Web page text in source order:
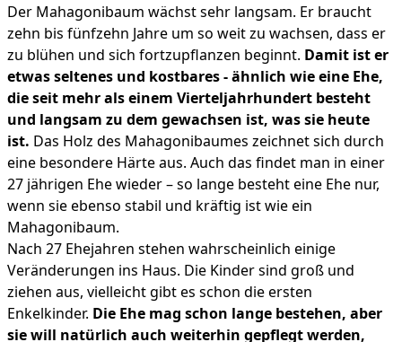
Der Mahagonibaum wächst sehr langsam. Er braucht
zehn bis fünfzehn Jahre um so weit zu wachsen, dass er
zu blühen und sich fortzupflanzen beginnt. Damit ist er
etwas seltenes und kostbares - ähnlich wie eine Ehe,
die seit mehr als einem Vierteljahrhundert besteht
und langsam zu dem gewachsen ist, was sie heute
ist. Das Holz des Mahagonibaumes zeichnet sich durch
eine besondere Härte aus. Auch das findet man in einer
27 jährigen Ehe wieder – so lange besteht eine Ehe nur,
wenn sie ebenso stabil und kräftig ist wie ein
Mahagonibaum.
Nach 27 Ehejahren stehen wahrscheinlich einige
Veränderungen ins Haus. Die Kinder sind groß und
ziehen aus, vielleicht gibt es schon die ersten
Enkelkinder. Die Ehe mag schon lange bestehen, aber
sie will natürlich auch weiterhin gepflegt werden,